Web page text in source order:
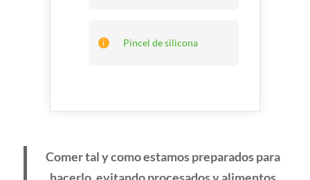
Pincel de silicona
Comer tal y como estamos preparados para